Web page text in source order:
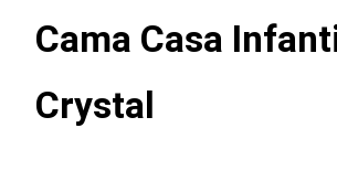
Cama Casa
Crystal